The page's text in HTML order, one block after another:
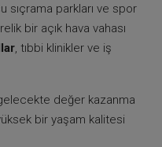
sıçrama parkları ve spor
bir açık hava vahası
, tıbbi klinikler ve iş
değer kazanma
bir yaşam kalitesi